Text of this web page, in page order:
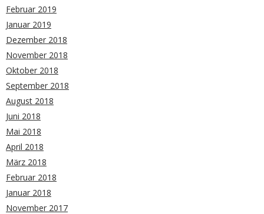
Februar 2019
Januar 2019
Dezember 2018
November 2018
Oktober 2018
September 2018
August 2018
Juni 2018
Mai 2018
April 2018
März 2018
Februar 2018
Januar 2018
November 2017